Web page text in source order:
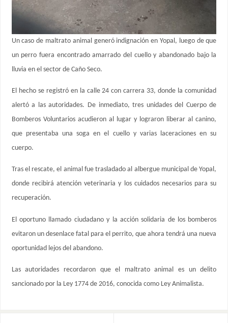
Un caso de maltrato animal generó indignación en Yopal, luego de que
un perro fuera encontrado amarrado del cuello y abandonado bajo la
lluvia en el sector de Caño Seco.
El hecho se registró en la calle 24 con carrera 33, donde la comunidad
alertó a las autoridades. De inmediato, tres unidades del Cuerpo de
Bomberos Voluntarios acudieron al lugar y lograron liberar al canino,
que presentaba una soga en el cuello y varias laceraciones en su
cuerpo.
Tras el rescate, el animal fue trasladado al albergue municipal de Yopal,
donde recibirá atención veterinaria y los cuidados necesarios para su
recuperación.
El oportuno llamado ciudadano y la acción solidaria de los bomberos
evitaron un desenlace fatal para el perrito, que ahora tendrá una nueva
oportunidad lejos del abandono.
Las autoridades recordaron que el maltrato animal es un delito
sancionado por la Ley 1774 de 2016, conocida como Ley Animalista.